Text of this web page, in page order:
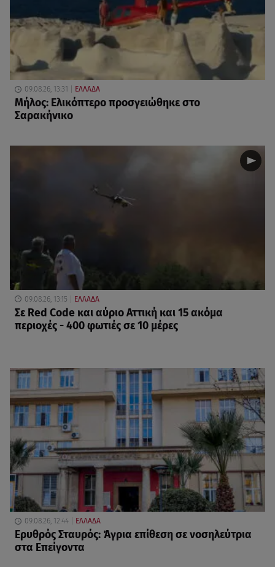
09.08.26, 13:31 ΕΛΛΑΔΑ
Μήλος: Ελικόπτερο προσγειώθηκε στο
Σαρακήνικο
09.08.26, 13:15 ΕΛΛΑΔΑ
Σε Red Code και αύριο Αττική και 15 ακόμα
περιοχές - 400 φωτιές σε 10 μέρες
09.08.26, 12:44 ΕΛΛΑΔΑ
Ερυθρός Σταυρός: Άγρια επίθεση σε νοσηλεύτρια
στα Επείγοντα